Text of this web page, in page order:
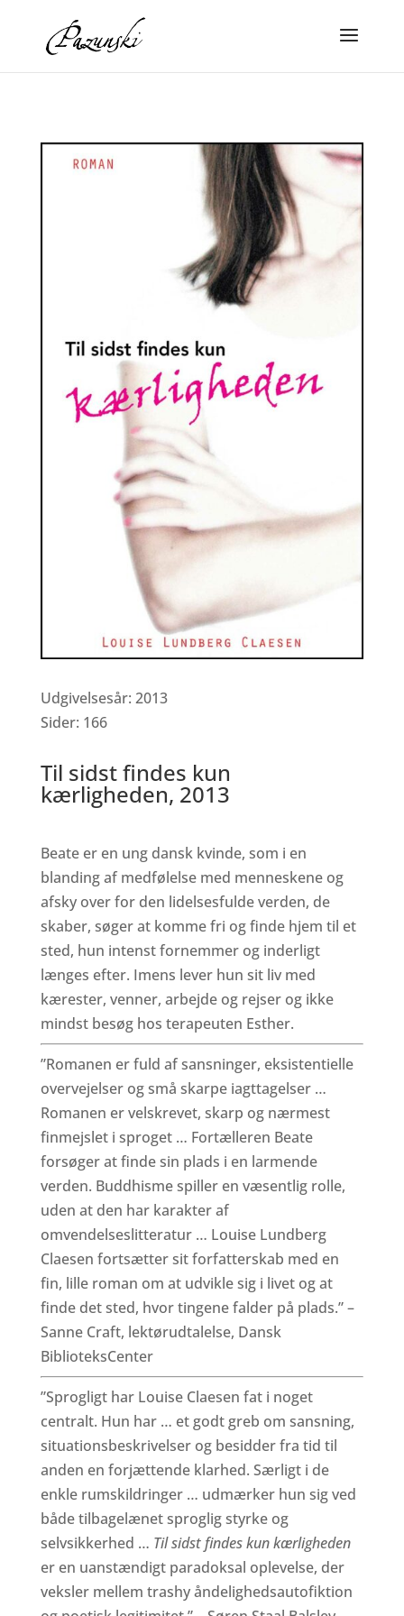
Udgivelsesår: 2013
Sider: 166
Til sidst findes kun
kærligheden, 2013
Beate er en ung dansk kvinde, som i en
blanding af medfølelse med menneskene og
afsky over for den lidelsesfulde verden, de
skaber, søger at komme fri og finde hjem til et
sted, hun intenst fornemmer og inderligt
længes efter. Imens lever hun sit liv med
kærester, venner, arbejde og rejser og ikke
mindst besøg hos terapeuten Esther.
”Romanen er fuld af sansninger, eksistentielle
overvejelser og små skarpe iagttagelser …
Romanen er velskrevet, skarp og nærmest
finmejslet i sproget … Fortælleren Beate
forsøger at finde sin plads i en larmende
verden. Buddhisme spiller en væsentlig rolle,
uden at den har karakter af
omvendelseslitteratur … Louise Lundberg
Claesen fortsætter sit forfatterskab med en
fin, lille roman om at udvikle sig i livet og at
finde det sted, hvor tingene falder på plads.” –
Sanne Craft, lektørudtalelse, Dansk
BiblioteksCenter
”Sprogligt har Louise Claesen fat i noget
centralt. Hun har … et godt greb om sansning,
situationsbeskrivelser og besidder fra tid til
anden en forjættende klarhed. Særligt i de
enkle rumskildringer … udmærker hun sig ved
både tilbagelænet sproglig styrke og
selvsikkerhed … Til sidst findes kun kærligheden
er en uanstændigt paradoksal oplevelse, der
veksler mellem trashy åndelighedsautofiktion